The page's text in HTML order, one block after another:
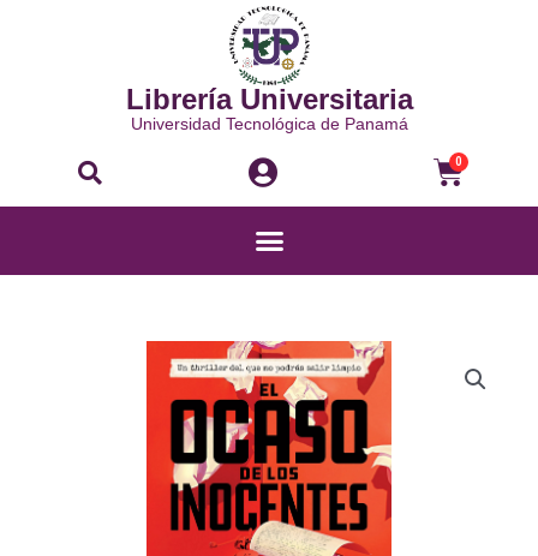
Librería Universitaria
Universidad Tecnológica de Panamá
Buscar 0
Menú